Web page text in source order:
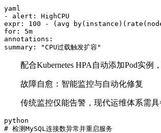
yaml
- alert: HighCPU
expr: 100 - (avg
for: 5m
annotations:
配合Kubernetes HPA自动添加Pod实例
故障自愈：智能监控与自动化修复
传统监控仅能告警，现代运维体系需
python
# 检测MySQL连接数异常并重启服务